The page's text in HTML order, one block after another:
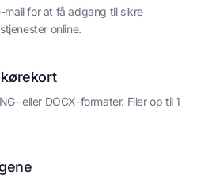
mail for at få adgang til sikre
online.
eller DOCX-formater. Filer op til 1